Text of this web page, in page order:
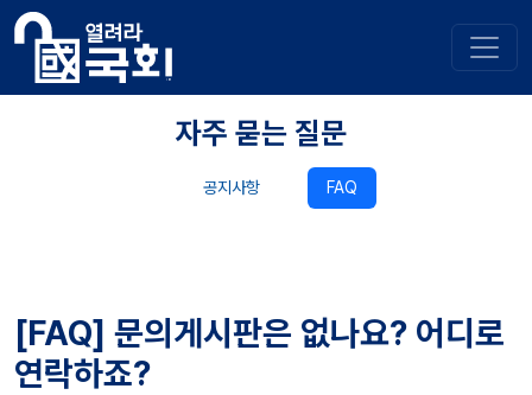
자주 묻는 질문
공지사항 FAQ
[FAQ] 문의게시판은 없나요? 어디로
연락하죠?